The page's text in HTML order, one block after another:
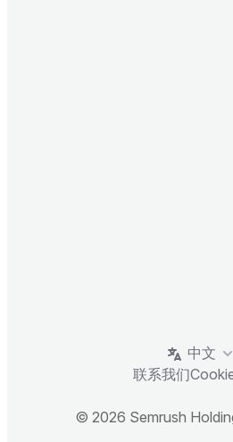
中文
联系我们
© 2026 Semrush